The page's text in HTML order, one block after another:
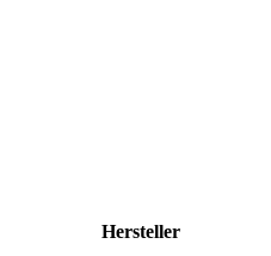
Hersteller